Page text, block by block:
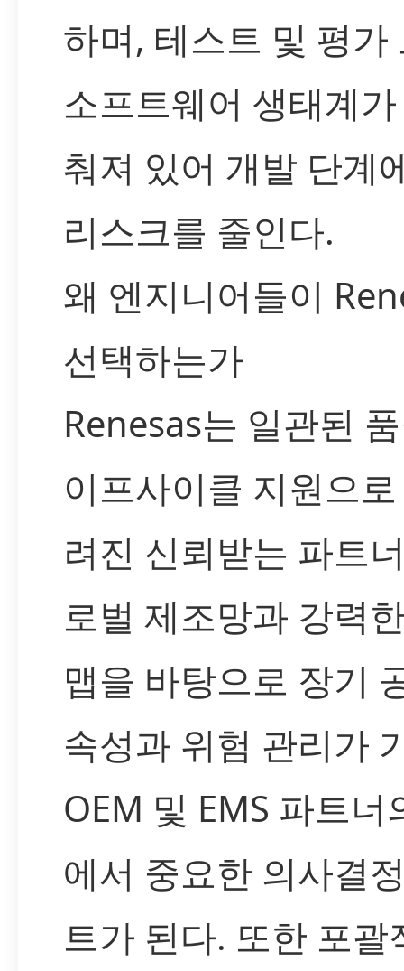
하며, 테스트 및 평가
소프트웨어 생태계
춰져 있어 개발 단계
리스크를 줄인다.
왜 엔지니어들이
선택하는가
Renesas는 일관된
이프사이클 지원으
려진 신뢰받는 파트
로벌 제조망과 강력
맵을 바탕으로 장기
속성과 위험 관리가
OEM 및 EMS 파트너
에서 중요한 의사결
트가 된다. 또한 포괄